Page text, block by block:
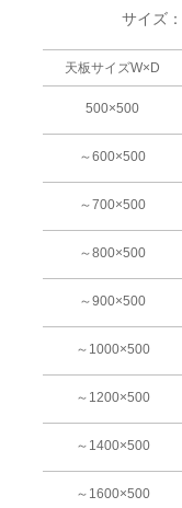
サイズ：
天板サイズW×D
500×500
～600×500
～700×500
～800×500
～900×500
～1000×500
～1200×500
～1400×500
～1600×500